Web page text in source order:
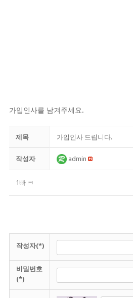
가입인사를 남겨주세요.
제목 가입인사 드립니다.
작성자 admin
1빠 ㅋ
작성자(*)
비밀번호
(*)